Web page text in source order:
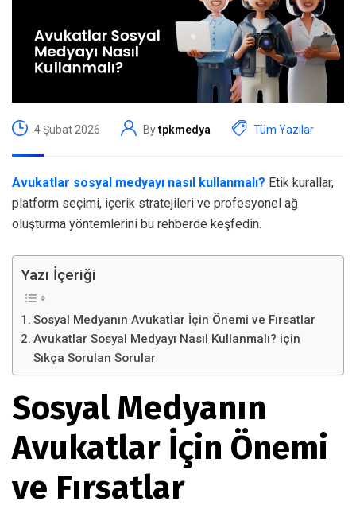
4 Şubat 2026 Bytpkmedya Tüm Yazılar
Avukatlar sosyal medyayı nasıl kullanmalı? Etik kurallar,
platform seçimi, içerik stratejileri ve profesyonel ağ
oluşturma yöntemlerini bu rehberde keşfedin.
Yazı İçeriği
Sosyal Medyanın Avukatlar İçin Önemi ve Fırsatlar
Avukatlar Sosyal Medyayı Nasıl Kullanmalı? için
Sıkça Sorulan Sorular
Sosyal Medyanın
Avukatlar İçin Önemi
ve Fırsatlar